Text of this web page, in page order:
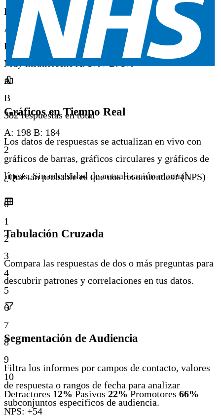
Insatisfecho
A: 5% / B: 6%
A
B
Muy insatisfechoA: 3% / B: 3%
A
B
382 respuestas en total
A: 198 B: 184
2
¿Qué tan probable es que nos recomiendes? (NPS)
0
1
2
3
4
5
6
7
8
9
10
Detractores 12% Pasivos 22% Promotores 66%
NPS: +54
Gráficos en Tiempo Real
Los datos de respuestas se actualizan en vivo con
gráficos de barras, gráficos circulares y gráficos de
líneas. Sin necesidad de actualización manual.
Tabulación Cruzada
Compara las respuestas de dos o más preguntas para
descubrir patrones y correlaciones en tus datos.
Segmentación de Audiencia
Filtra los informes por campos de contacto, valores
de respuesta o rangos de fecha para analizar
subconjuntos específicos de audiencia.